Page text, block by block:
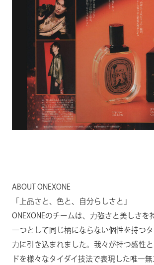
ABOUT ONEXONE
「上品さと、色と、自分らしさと」
ONEXONEのチームは、力強さと美しさを
一つとして同じ柄にならない個性を持つ
力に引き込まれました。我々が持つ感性
ドを様々なタイダイ技法で表現した唯一